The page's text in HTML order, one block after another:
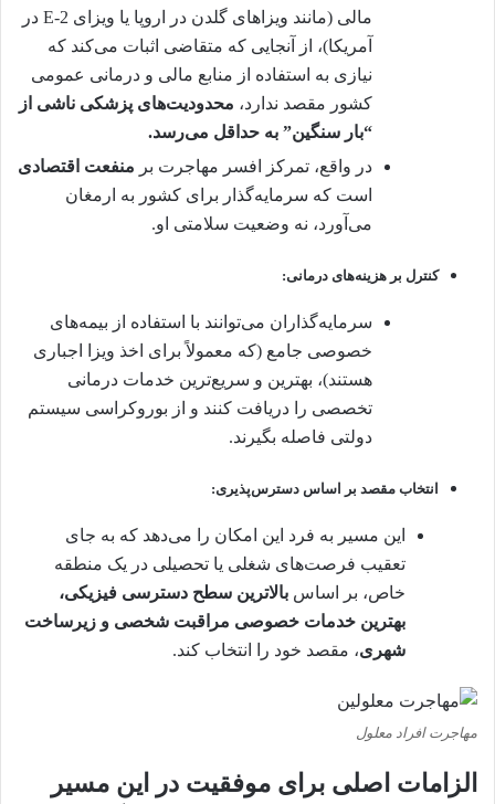
مالی (مانند ویزاهای گلدن در اروپا یا ویزای E-2 در
آمریکا)، از آنجایی که متقاضی اثبات می‌کند که
نیازی به استفاده از منابع مالی و درمانی عمومی
کشور مقصد ندارد، محدودیت‌های پزشکی ناشی از
“بار سنگین” به حداقل می‌رسد.
در واقع، تمرکز افسر مهاجرت بر منفعت اقتصادی
است که سرمایه‌گذار برای کشور به ارمغان
می‌آورد، نه وضعیت سلامتی او.
کنترل بر هزینه‌های درمانی:
سرمایه‌گذاران می‌توانند با استفاده از بیمه‌های
خصوصی جامع (که معمولاً برای اخذ ویزا اجباری
هستند)، بهترین و سریع‌ترین خدمات درمانی
تخصصی را دریافت کنند و از بوروکراسی سیستم
دولتی فاصله بگیرند.
انتخاب مقصد بر اساس دسترس‌پذیری:
این مسیر به فرد این امکان را می‌دهد که به جای
تعقیب فرصت‌های شغلی یا تحصیلی در یک منطقه
خاص، بر اساس بالاترین سطح دسترسی فیزیکی،
بهترین خدمات خصوصی مراقبت شخصی و زیرساخت
شهری، مقصد خود را انتخاب کند.
مهاجرت افراد معلول
الزامات اصلی برای موفقیت در این مسیر